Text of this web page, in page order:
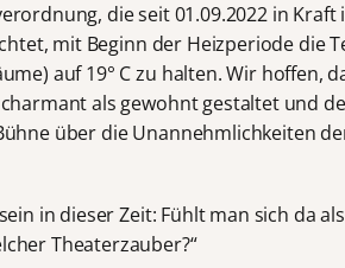
die seit 01.09.2022 in
mit Beginn der Heizperiode die
auf 19° C zu halten. Wir hoffen,
als gewohnt gestaltet und
über die Unannehmlichkeiten
in dieser Zeit: Fühlt man sich da
Theaterzauber?“